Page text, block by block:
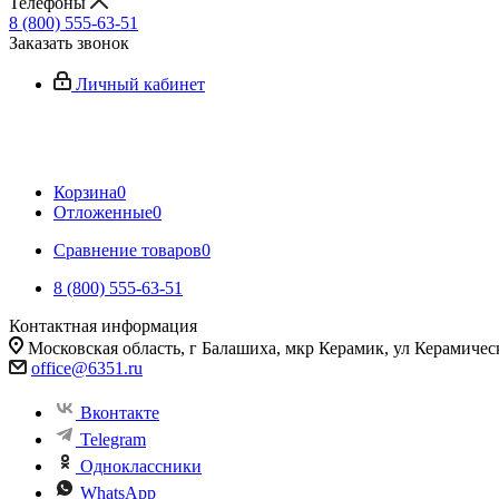
8 (800) 555-63-51
Заказать звонок
Личный кабинет
Корзина0
Отложенные0
Сравнение товаров0
8 (800) 555-63-51
Контактная информация
Московская область, г Балашиха, мкр Керамик, ул
office@6351.ru
Вконтакте
Telegram
Одноклассники
WhatsApp